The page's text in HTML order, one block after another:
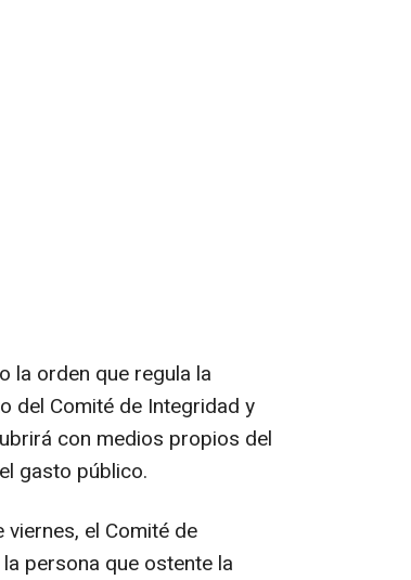
la orden que regula la
del Comité de Integridad y
con medios propios del
gasto público.
el Comité de
persona que ostente la